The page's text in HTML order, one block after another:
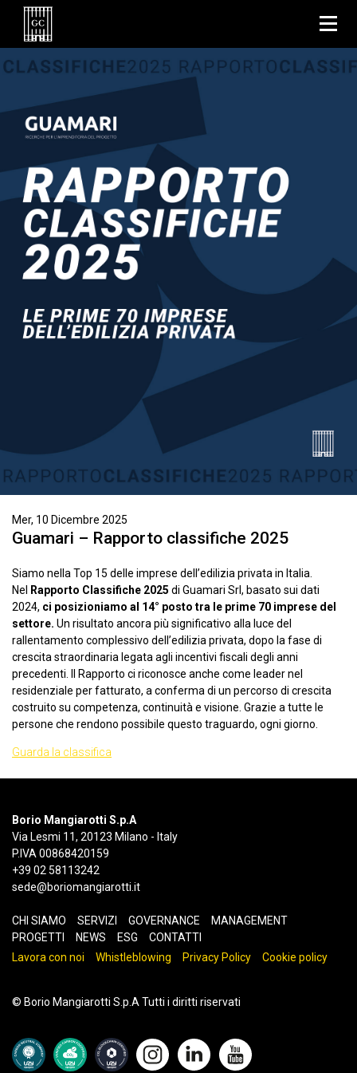
Mer, 10 Dicembre 2025
Guamari – Rapporto classifiche 2025
Siamo nella Top 15 delle imprese dell’edilizia privata in Italia.
Nel
Rapporto Classifiche 2025 di Guamari Srl, basato sui dati
2024, ci posizioniamo al 14° posto tra le prime 70 imprese del
settore. Un risultato ancora più significativo alla luce del
rallentamento complessivo dell’edilizia privata, dopo la fase di
crescita straordinaria legata agli incentivi fiscali degli anni
precedenti. Il Rapporto ci riconosce anche come leader nel
residenziale per fatturato, a conferma di un percorso di crescita
costruito su competenza, continuità e visione. Grazie a tutte le
persone che rendono possibile questo traguardo, ogni giorno.
Guarda la classifica
Borio Mangiarotti S.p.A
Via Lesmi 11, 20123 Milano - Italy
P.IVA 00868420159
+39 02 58113242
sede@boriomangiarotti.it
CHI SIAMO SERVIZI GOVERNANCE
MANAGEMENT
PROGETTI
NEWS ESG
CONTATTI
Lavora con noi
Whistleblowing Privacy Policy Cookie policy
© Borio Mangiarotti S.p.A Tutti i diritti riservati